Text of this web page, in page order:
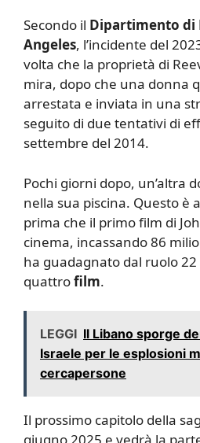
Secondo il Dipartimento di
Angeles, l’incidente del
volta che la proprietà di
mira, dopo che una donna
arrestata e inviata in una
seguito di due tentativi di
settembre del 2014.
Pochi giorni dopo, un’altra
nella sua piscina. Questo è
prima che il primo film di
cinema, incassando 86
ha guadagnato dal ruolo
quattrofilm.
LEGGI Il Libano sporge
Israele per le esplosioni
cercapersone
Il prossimo capitolo della